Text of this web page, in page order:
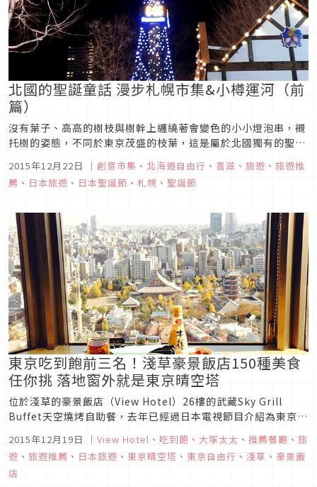
北國的聖誕童話 漫步札幌市集&小樽運河（前
篇）
沒有葉子、高高的樹枝與樹幹上纏繞著會變色的小小燈泡串，襯
托樹的姿態，不同於東京茂盛的枝葉，這是屬於北國獨有的聖誕
2015年12月22日 ｜ 創意市集 、 北海道自由行 、 喜滋 、 旅遊 、 旅遊推
薦 、 日本旅遊 、 日本聖誕節 、 札幌 、 聖誕節
東京吃到飽前三名！淺草豪景飯店150種美食
任你挑 落地窗外就是東京晴空塔
位於淺草的豪景飯店（View Hotel）26樓的武藏Sky Grill
Buffet天空燒烤自助餐，去年已經過日本電視節目介紹為東京前
草寺與遙望晴空塔的無價美景！今年10月在大刀闊斧從新裝潢後
再度開幕，位置更寬敞舒適，高大明亮的落地窗更能讓...
2015年12月19日 ｜ View Hotel 、 吃到飽 、 大塚太太 、 推薦餐廳 、 旅
遊 、 旅遊推薦 、 日本旅遊 、 東京晴空塔 、 東京自由行 、 淺草 、 豪景飯
店